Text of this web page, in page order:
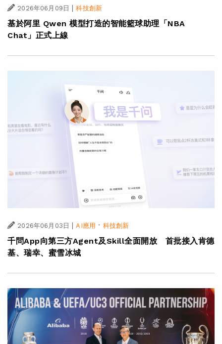
2026年06月09日 | 科技創新
基於阿里 Qwen 模型打造的智能籃球助理「NBA
Chat」正式上線
2026年06月03日 | AI應用 · 科技創新
千問App向第三方Agent及Skill全面開放 首批接入肯德
基、瑞幸、蜜雪冰城